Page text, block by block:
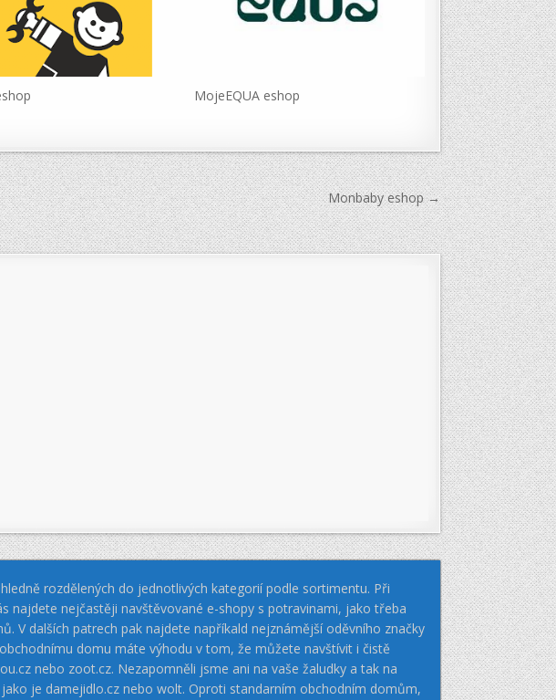
MojeEQUA eshop
Monbaby eshop →
rozdělených do jednotlivých kategorií podle sortimentu. Při
najdete nejčastěji navštěvované e-shopy s potravinami, jako třeba
V dalších patrech pak najdete napříkald nejznámější oděvního značky
domu máte výhodu v tom, že můžete navštívit i čistě
nebo zoot.cz. Nezapomněli jsme ani na vaše žaludky a tak na
je damejidlo.cz nebo wolt. Oproti standarním obchodním domům,